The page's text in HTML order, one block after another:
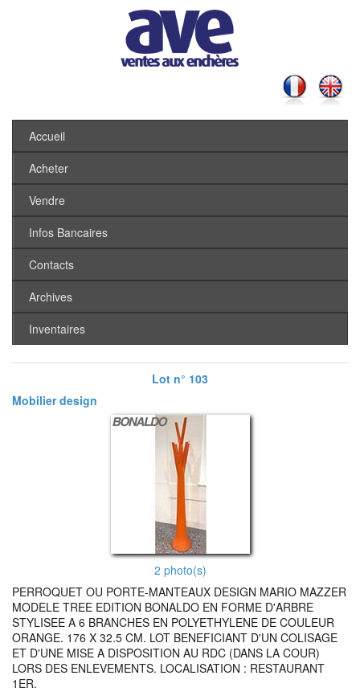
Accueil
Acheter
Vendre
Infos Bancaires
Contacts
Archives
Inventaires
Lot n° 103
Mobilier design
2 photo(s)
PERROQUET OU PORTE-MANTEAUX DESIGN MARIO MAZZER
MODELE TREE EDITION BONALDO EN FORME D'ARBRE
STYLISEE A 6 BRANCHES EN POLYETHYLENE DE COULEUR
ORANGE. 176 X 32.5 CM. LOT BENEFICIANT D'UN COLISAGE
ET D'UNE MISE A DISPOSITION AU RDC (DANS LA COUR)
LORS DES ENLEVEMENTS. LOCALISATION : RESTAURANT
1ER.